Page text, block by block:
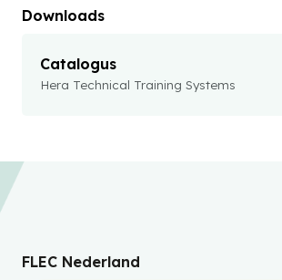
Downloads
Catalogus
Hera Technical Training Systems
FLEC Nederland